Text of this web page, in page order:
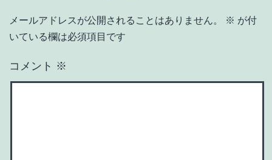
メールアドレスが公開されることはありません。 ※ が付
いている欄は必須項目です
コメント ※